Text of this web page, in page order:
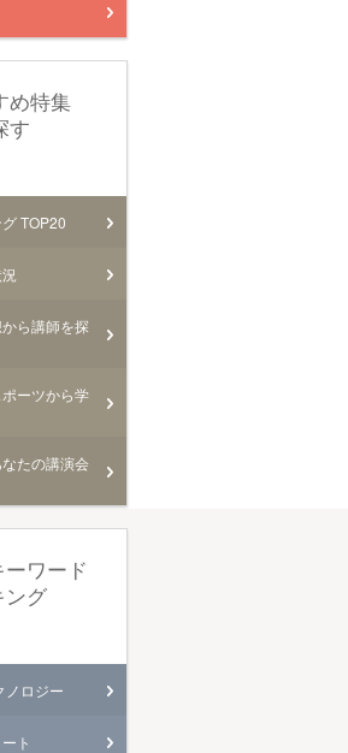
め特集
す
TOP20
ら講師を探
ーツから学
たの講演会
ワード
ング
ノロジー
ト